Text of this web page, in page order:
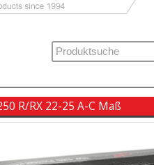
R/RX 22-25 A-C Maß